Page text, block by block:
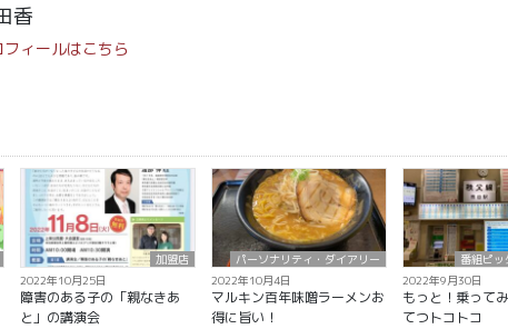
香
フィールはこちら
加盟店
2022年10月25日
障害のある子の「親なきあ
と」の講演会
パーソナリティ・ダイアリー
2022年10月4日
マルキン百年味噌ラーメンお
得に旨い！
番組ピ
2022年9月30日
もっと！乗って
てつトコトコ